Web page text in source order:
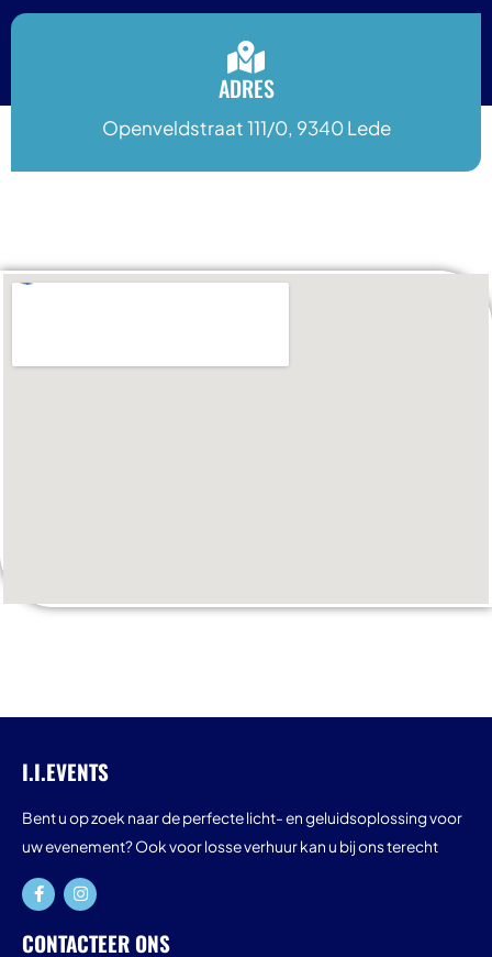
ADRES
Openveldstraat 111/0, 9340 Lede
I.I.EVENTS
Bent u op zoek naar de perfecte licht- en geluidsoplossing voor
uw evenement? Ook voor losse verhuur kan u bij ons terecht
CONTACTEER ONS